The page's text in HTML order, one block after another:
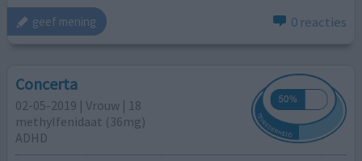
geef mening 0 reacties
Concerta
02-05-2019 | Vrouw | 18
methylfenidaat (36mg)
ADHD